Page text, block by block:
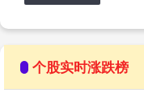
个股实时涨跌榜